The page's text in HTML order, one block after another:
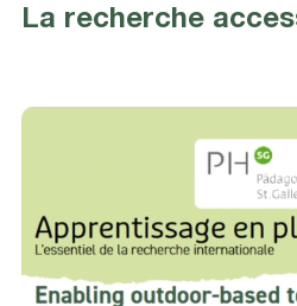
La recherche